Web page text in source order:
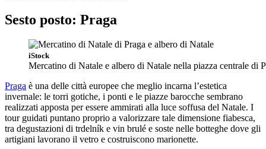
Sesto posto: Praga
iStock
Mercatino di Natale e albero di Natale nella piazza centrale di
Praga è una delle città europee che meglio incarna l’estetica
invernale: le torri gotiche, i ponti e le piazze barocche sembrano
realizzati apposta per essere ammirati alla luce soffusa del Natale. I
tour guidati puntano proprio a valorizzare tale dimensione fiabesca,
tra degustazioni di trdelník e vin brulé e soste nelle botteghe dove gli
artigiani lavorano il vetro e costruiscono marionette.